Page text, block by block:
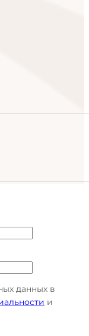
данных в
и